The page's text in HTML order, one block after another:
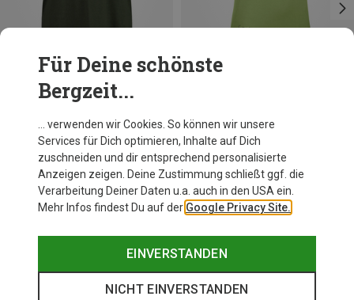
Du sparst 28%
LaMunt
Damen Maria Minimal T-Shirt
69,95 €
XXL
Für Deine schönste
Bergzeit...
… verwenden wir Cookies. So können wir unsere
Services für Dich optimieren, Inhalte auf Dich
zuschneiden und dir entsprechend personalisierte
Anzeigen zeigen. Deine Zustimmung schließt ggf. die
Verarbeitung Deiner Daten u.a. auch in den USA ein.
Mehr Infos findest Du auf der Google Privacy Site.
EINVERSTANDEN
NICHT EINVERSTANDEN